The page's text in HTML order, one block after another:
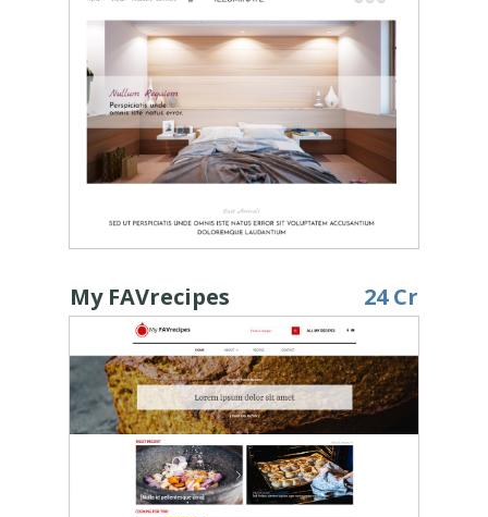
My FAVrecipes 24 Cr